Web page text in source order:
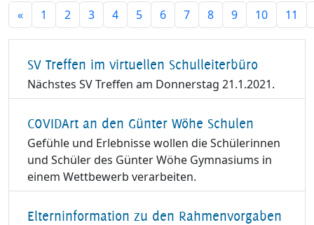
« 1 2 3 4 5 6 7 8 9 10 11
SV Treffen im virtuellen Schulleiterbüro
Nächstes SV Treffen am Donnerstag 21.1.2021.
COVIDArt an den Günter Wöhe Schulen
Gefühle und Erlebnisse wollen die Schülerinnen
und Schüler des Günter Wöhe Gymnasiums in
einem Wettbewerb verarbeiten.
Elterninformation zu den Rahmenvorgaben